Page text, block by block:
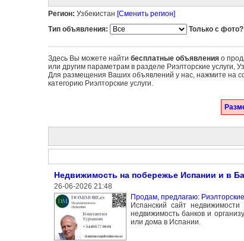
Регион: Узбекистан [Сменить регион]
Тип объявления:
Только с
Здесь Вы можете найти бесплатные объявленияо
или другим параметрам в разделе Риэлторские услуги,
Для размещения Ваших объявлений у нас, нажмите на
категорию Риэлторские услуги.
Недвижимость на побережье Испании и в
26-06-2026 21:48
Продам, предлагаю: Риэлторские
Испанский сайт
недвижимость банков и
или дома в Испании.